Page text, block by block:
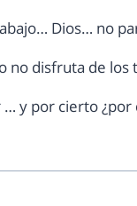
Dios… no
no disfruta de los
… y por cierto